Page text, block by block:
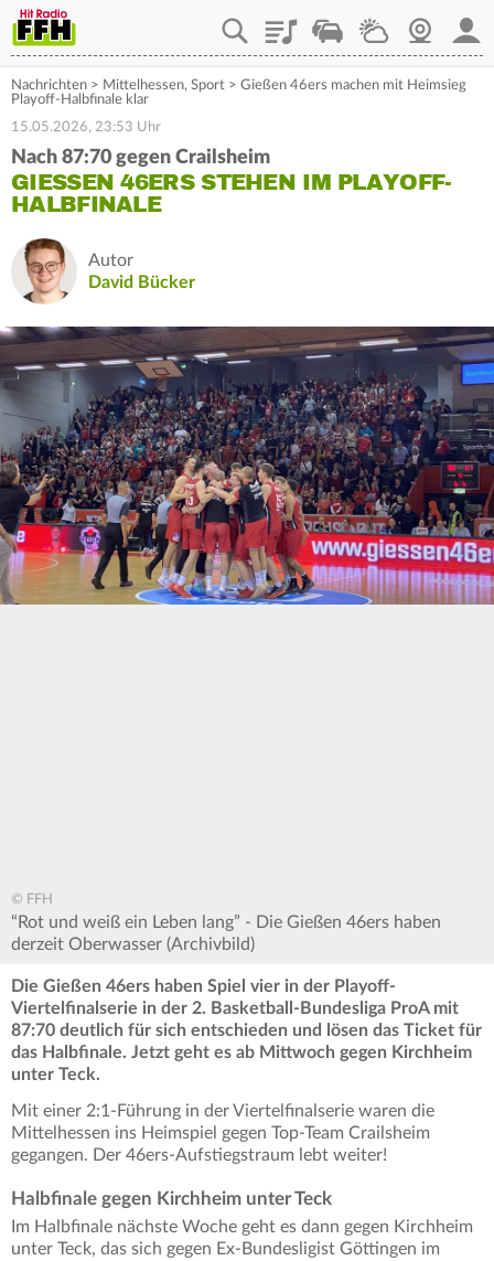
PlaylistStaupilotWetterWebcam
Nachrichten > Mittelhessen, Sport > Gießen 46ers machen mit Heimsieg
Playoff-Halbfinale klar
15.05.2026, 23:53 Uhr
Nach 87:70 gegen Crailsheim
GIESSEN 46ERS STEHEN IM PLAYOFF-H
ALBFINALE
Autor
David Bücker
© FFH
“Rot und weiß ein Leben lang” - Die Gießen 46ers haben
derzeit Oberwasser (Archivbild)
Die Gießen 46ers haben Spiel vier in der Playoff-
Viertelfinalserie in der 2. Basketball-Bundesliga ProA mit
87:70 deutlich für sich entschieden und lösen das Ticket für
das Halbfinale. Jetzt geht es ab Mittwoch gegen Kirchheim
unter Teck.
Mit einer 2:1-Führung in der Viertelfinalserie waren die
Mittelhessen ins Heimspiel gegen Top-Team Crailsheim
gegangen. Der 46ers-Aufstiegstraum lebt weiter!
Halbfinale gegen Kirchheim unter Teck
Im Halbfinale nächste Woche geht es dann gegen Kirchheim
unter Teck, das sich gegen Ex-Bundesligist Göttingen im